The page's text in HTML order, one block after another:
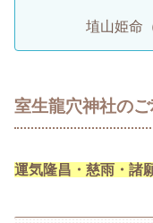
埴山姫命
室生龍穴神社の
運気隆昌・慈雨・諸